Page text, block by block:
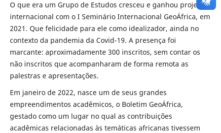
O que era um Grupo de Estudos cresceu e ganhou projeção
internacional com o I Seminário Internacional GeoÁfrica, em
2021. Que felicidade para ele como idealizador, ainda no
contexto da pandemia da Covid-19. A presença foi
marcante: aproximadamente 300 inscritos, sem contar os
não inscritos que acompanharam de forma remota as
palestras e apresentações.
Em janeiro de 2022, nasce um de seus grandes
empreendimentos acadêmicos, o Boletim GeoÁfrica,
gestado como um lugar no qual as contribuições
acadêmicas relacionadas às temáticas africanas tivessem